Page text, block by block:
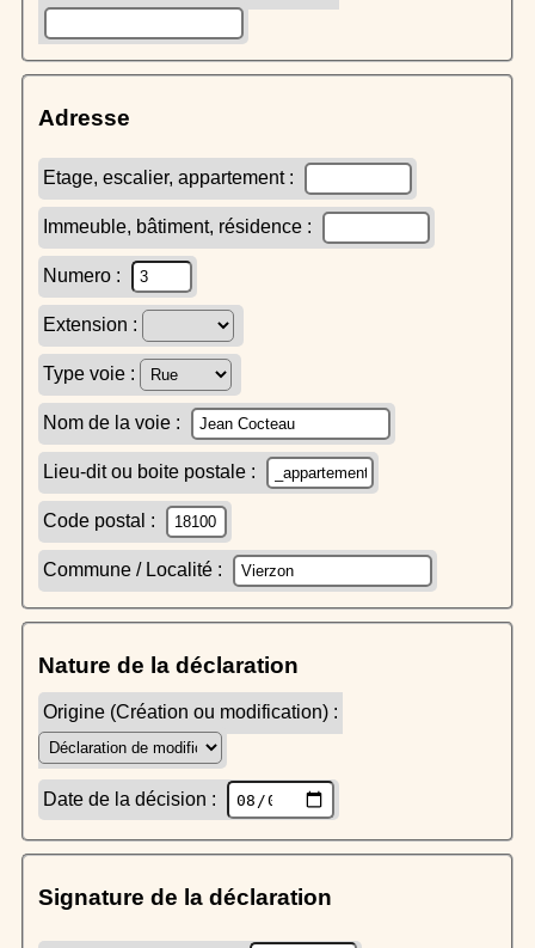
Adresse
Etage, escalier, appartement :
Immeuble, bâtiment, résidence :
Numero :
Extension :
Type voie :
Nom de la voie :
Lieu-dit ou boite postale :
Code postal :
Commune / Localité :
Nature de la déclaration
Origine (Création ou modification) :
Date de la décision :
Signature de la déclaration